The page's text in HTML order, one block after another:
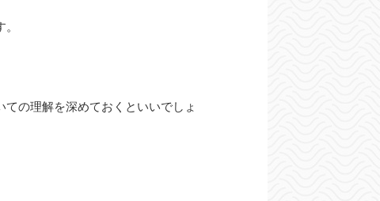
の理解を深めておくといいでしょ